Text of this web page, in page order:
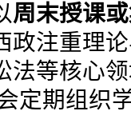
周末授课
政注重理
法等核心
定期组织